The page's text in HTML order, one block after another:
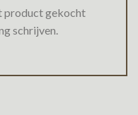
product gekocht
schrijven.